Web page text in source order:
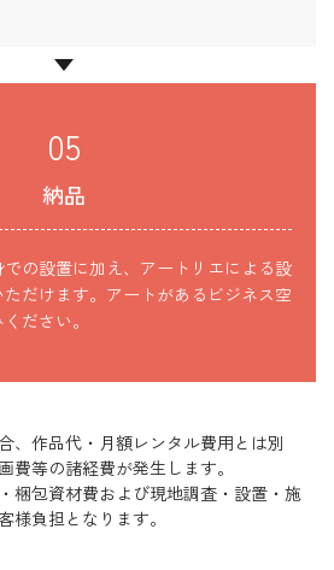
05
納品
の設置に加え、アートリエによる設
だけます。アートがあるビジネス空
ださい。
、作品代・月額レンタル費用とは別
費等の諸経費が発生します。
梱包資材費および現地調査・設置・施
様負担となります。